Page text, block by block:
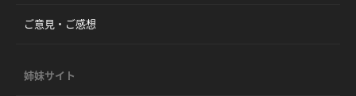
ご意見・ご感想
姉妹サイト